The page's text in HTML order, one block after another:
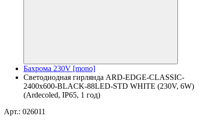
Бахрома 230V [mono]
Светодиодная гирлянда ARD-EDGE-CLASSIC-
2400x600-BLACK-88LED-STD WHITE (230V, 6W)
(Ardecoled, IP65, 1 год)
Арт.: 026011